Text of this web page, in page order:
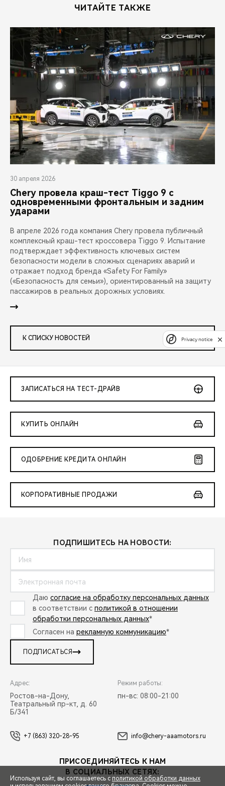
ЧИТАЙТЕ ТАКЖЕ
30 апреля 2026
Chery провела краш-тест Tiggo 9 с
одновременными фронтальным и задним
ударами
В апреле 2026 года компания Chery провела публичный
комплексный краш-тест кроссовера Tiggo 9. Испытание
подтверждает эффективность ключевых систем
безопасности модели в сложных сценариях аварий и
отражает подход бренда «Safety For Family»
(«Безопасность для семьи»), ориентированный на защиту
пассажиров в реальных дорожных условиях.
К СПИСКУ НОВОСТЕЙ
ЗАПИСАТЬСЯ НА ТЕСТ-ДРАЙВ
КУПИТЬ ОНЛАЙН
ОДОБРЕНИЕ КРЕДИТА ОНЛАЙН
КОРПОРАТИВНЫЕ ПРОДАЖИ
ПОДПИШИТЕСЬ НА НОВОСТИ:
Даю согласие на обработку персональных данных
в соответствии с политикой в отношении
обработки персональных данных*
Согласен на рекламную коммуникацию*
ПОДПИСАТЬСЯ
Адрес:
Ростов-на-Дону,
Театральный пр-кт, д. 60
Б/341
Режим работы:
пн-вс: 08:00-21:00
+7 (863) 320-28-95 info@chery-aaamotors.ru
ПРИСОЕДИНЯЙТЕСЬ К НАМ
В СОЦИАЛЬНЫХ СЕТЯХ:
Используя сайт, вы соглашаетесь с политикой обработки данных
Privacy notice